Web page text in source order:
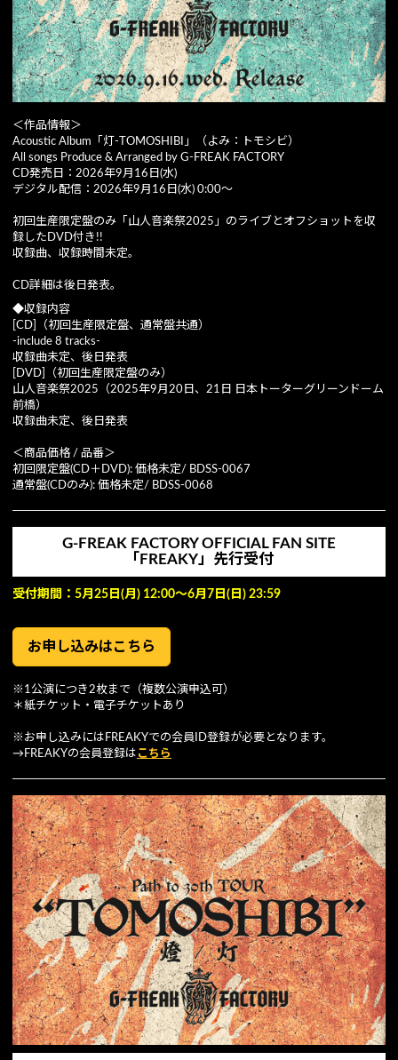
＜作品情報＞
Acoustic Album「灯-TOMOSHIBI」（よみ：トモシビ）
All songs Produce & Arranged by G-FREAK FACTORY
CD発売日：2026年9月16日(水)
デジタル配信：2026年9月16日(水) 0:00〜
初回生産限定盤のみ「山人音楽祭2025」のライブとオフショットを収
録したDVD付き!!
収録曲、収録時間未定。
CD詳細は後日発表。
◆収録内容
[CD]（初回生産限定盤、通常盤共通）
-include 8 tracks-
収録曲未定、後日発表
[DVD]（初回生産限定盤のみ）
山人音楽祭2025（2025年9月20日、21日 日本トーターグリーンドーム
前橋）
収録曲未定、後日発表
＜商品価格 / 品番＞
初回限定盤(CD＋DVD): 価格未定/ BDSS-0067
通常盤(CDのみ): 価格未定/ BDSS-0068
G-FREAK FACTORY OFFICIAL FAN SITE
「FREAKY」先行受付
受付期間：5月25日(月) 12:00〜6月7日(日) 23:59
お申し込みはこちら
※1公演につき2枚まで（複数公演申込可）
＊紙チケット・電⼦チケットあり
※お申し込みにはFREAKYでの会員ID登録が必要となります。
→FREAKYの会員登録は こちら